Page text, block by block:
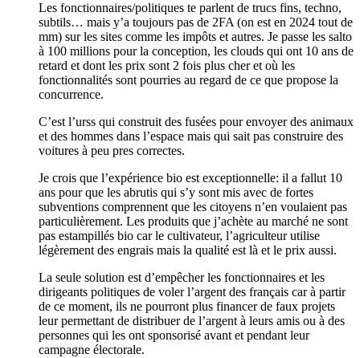
Les fonctionnaires/politiques te parlent de trucs fins, techno,
subtils… mais y’a toujours pas de 2FA (on est en 2024 tout de
mm) sur les sites comme les impôts et autres. Je passe les salto
à 100 millions pour la conception, les clouds qui ont 10 ans de
retard et dont les prix sont 2 fois plus cher et où les
fonctionnalités sont pourries au regard de ce que propose la
concurrence.
C’est l’urss qui construit des fusées pour envoyer des animaux
et des hommes dans l’espace mais qui sait pas construire des
voitures à peu pres correctes.
Je crois que l’expérience bio est exceptionnelle: il a fallut 10
ans pour que les abrutis qui s’y sont mis avec de fortes
subventions comprennent que les citoyens n’en voulaient pas
particulièrement. Les produits que j’achète au marché ne sont
pas estampillés bio car le cultivateur, l’agriculteur utilise
légèrement des engrais mais la qualité est là et le prix aussi.
La seule solution est d’empêcher les fonctionnaires et les
dirigeants politiques de voler l’argent des français car à partir
de ce moment, ils ne pourront plus financer de faux projets
leur permettant de distribuer de l’argent à leurs amis ou à des
personnes qui les ont sponsorisé avant et pendant leur
campagne électorale.